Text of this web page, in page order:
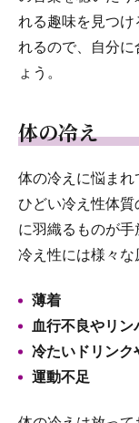
れる趣味を見つけ
れるので、自分
ょう。
体の冷え
体の冷えに悩まれ
ひどい冷え性体質
に羽織るものが手
冷え性には様々な
薄着
血行不良やリン
冷たいドリンク
運動不足